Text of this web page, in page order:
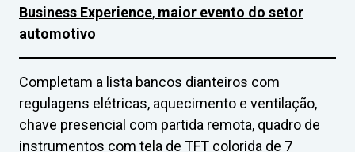
Business Experience, maior evento do setor
automotivo
Completam a lista bancos dianteiros com
regulagens elétricas, aquecimento e ventilação,
chave presencial com partida remota, quadro de
instrumentos com tela de TFT colorida de 7